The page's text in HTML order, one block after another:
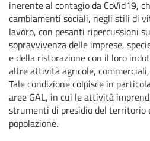
inerente al contagio da CoVid19,
cambiamenti sociali, negli stili di
lavoro, con pesanti ripercussioni
sopravvivenza delle imprese,
e della ristorazione con il loro
altre attività agricole,
Tale condizione colpisce in
aree GAL, in cui le attività
strumenti di presidio del territorio
popolazione.